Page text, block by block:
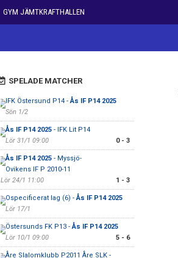
GYM JÄMTKRAFTHALLEN
SPELADE MATCHER
IFK Östersund P14 -Ås IF P14 2025
Sön 1/2
Ås IF P14 2025- IFK Lit P14
Lör 31/1 09:00
0 - 3
Ås IF P14 2025- Myssjö-
Ovikens IF P 2010-11
Lör 24/1 11:00
1 - 3
Ospecificerat lag (6) -Ås IF P14 2025
Lör 17/1
Östersunds FK P13 -Ås IF P14 2025
Lör 10/1 09:00
5 - 6
Åre Slalomklubb P2011 Åre SLK -